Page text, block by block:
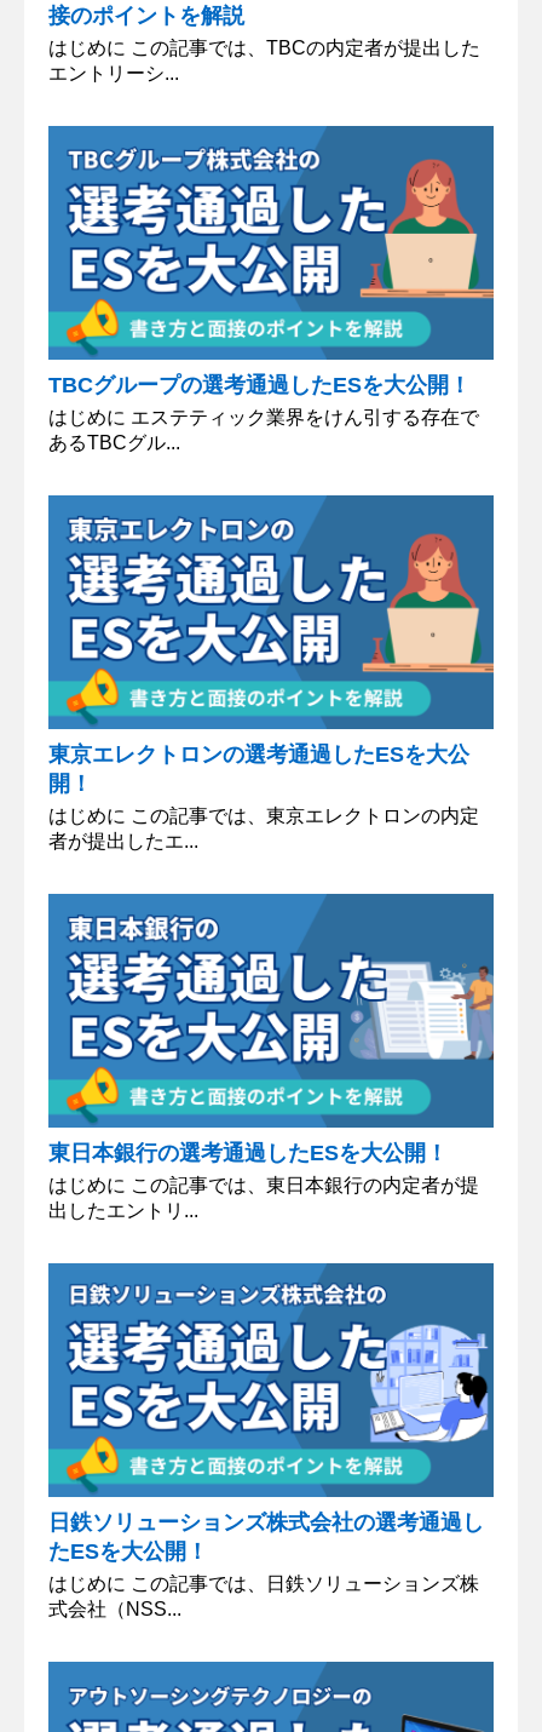
接のポイントを解説
はじめに この記事では、TBCの内定者が提出した
エントリーシ...
TBCグループの選考通過したESを大公開！
はじめに エステティック業界をけん引する存在で
あるTBCグル...
東京エレクトロンの選考通過したESを大公
開！
はじめに この記事では、東京エレクトロンの内定
者が提出したエ...
東日本銀行の選考通過したESを大公開！
はじめに この記事では、東日本銀行の内定者が提
出したエントリ...
日鉄ソリューションズ株式会社の選考通過し
たESを大公開！
はじめに この記事では、日鉄ソリューションズ株
式会社（NSS...